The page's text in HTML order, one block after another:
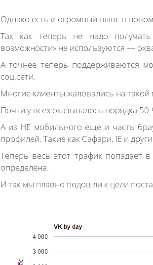
Однако есть и огромный плюс в
Так как теперь не надо
возможности» не используются —
А точнее теперь поддерживаются
соц.сети.
Многие клиенты жаловались на такой
Почти у всех оказывалось порядка
А из НЕ мобильного еще и часть
профилей. Такие как Сафари, IE и
Теперь весь этот трафик попадает
определена.
И так мы плавно подошли к цели